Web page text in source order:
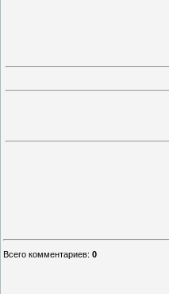
Всего комментариев: 0